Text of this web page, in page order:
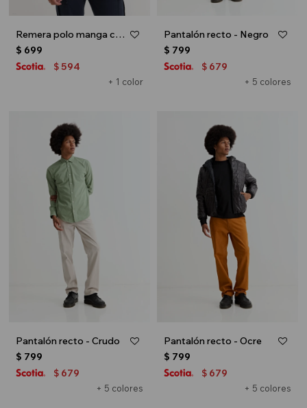
Remera polo manga corta combinada - Gris
+ 1 color
$ 699
$ 594
Pantalón recto - Negro
+ 5 colores
$ 799
$ 679
Pantalón recto - Crudo
+ 5 colores
$ 799
$ 679
Pantalón recto - Ocre
+ 5 colores
$ 799
$ 679